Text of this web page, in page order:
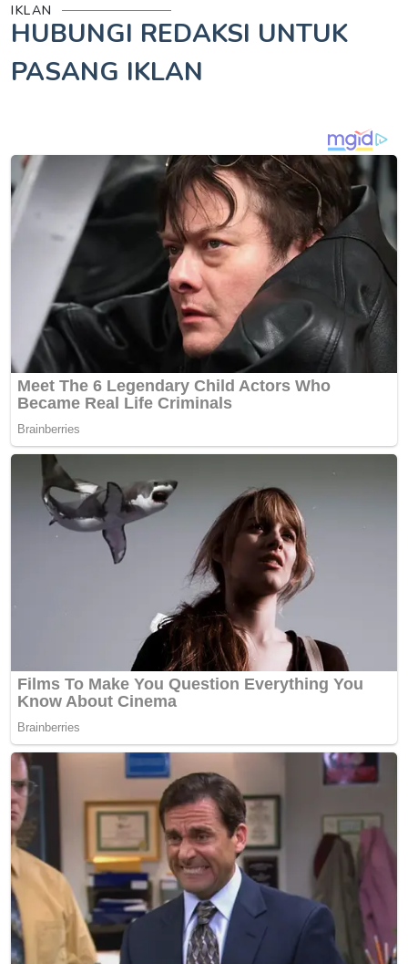
IKLAN
HUBUNGI REDAKSI UNTUK
PASANG IKLAN